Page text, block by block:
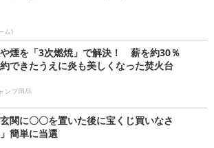
ム)
煙を「3次燃焼」で解決！ 薪を約30％
できたうえに炎も美しくなった焚火台
ンプ用品
玄関に〇〇を置いた後に宝くじ買いなさ
簡単に当選